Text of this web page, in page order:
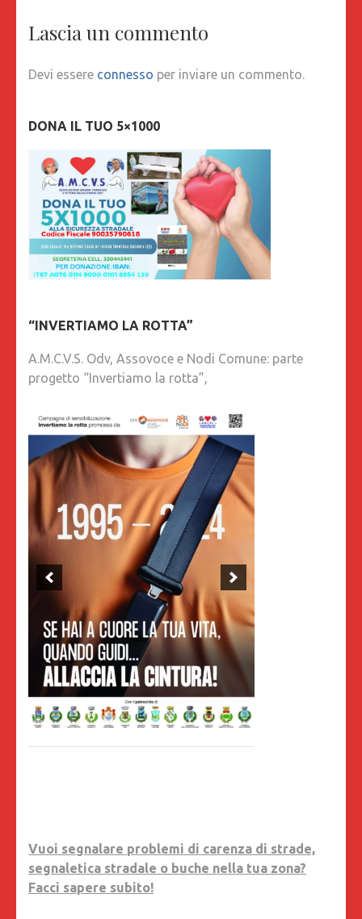
Lascia un commento
Devi essere connesso per inviare un commento.
DONA IL TUO 5×1000
“INVERTIAMO LA ROTTA”
A.M.C.V.S. Odv, Assovoce e Nodi Comune: parte
progetto “Invertiamo la rotta”,
Vuoi segnalare problemi di carenza di strade,
segnaletica stradale o buche nella tua zona?
Facci sapere subito!